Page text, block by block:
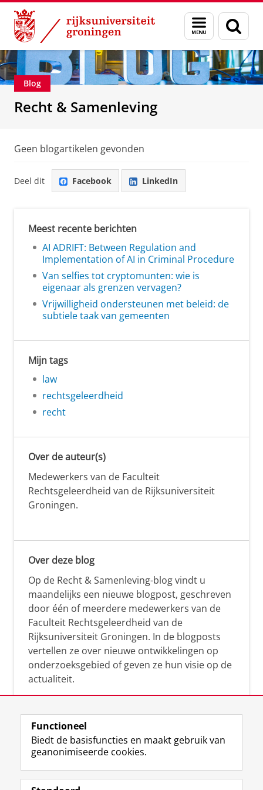
Skip
Content
Skip
Navigation
Menu
en
zoeken
Over ons Recht & Samenleving
Blog
Recht & Samenleving
Geen blogartikelen gevonden
Deel dit Facebook LinkedIn
Meest recente berichten
AI ADRIFT: Between Regulation and
Implementation of AI in Criminal Procedure
Van selfies tot cryptomunten: wie is
eigenaar als grenzen vervagen?
Vrijwilligheid ondersteunen met beleid: de
subtiele taak van gemeenten
Mijn tags
law
rechtsgeleerdheid
recht
Over de auteur(s)
Medewerkers van de Faculteit
Rechtsgeleerdheid van de Rijksuniversiteit
Groningen.
Over deze blog
Op de Recht & Samenleving-blog vindt u
maandelijks een nieuwe blogpost, geschreven
door één of meerdere medewerkers van de
Faculteit Rechtsgeleerdheid van de
Rijksuniversiteit Groningen. In de blogposts
vertellen ze over nieuwe ontwikkelingen op
onderzoeksgebied of geven ze hun visie op de
actualiteit.
Volg de RUG
F
a
L
i
R
S
I
n
Y
o
Functioneel
Biedt de basisfuncties en maakt gebruik van
geanonimiseerde cookies.